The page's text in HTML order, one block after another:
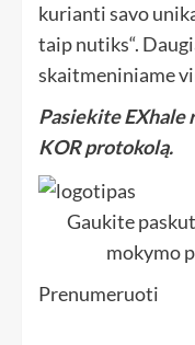
kurianti savo
taip nutiks“.
skaitmeniniame
Pasiekite EXhale
KOR protokolą.
Gaukite
mokymo
Prenumeruoti